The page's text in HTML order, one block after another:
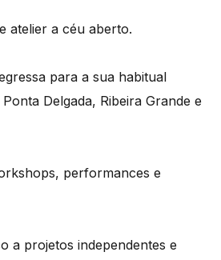
atelier a céu aberto.
para a sua habitual
Delgada, Ribeira Grande e
performances e
a projetos independentes e